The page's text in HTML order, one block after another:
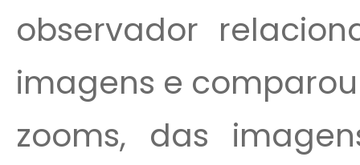
observador
imagens e
zooms, das